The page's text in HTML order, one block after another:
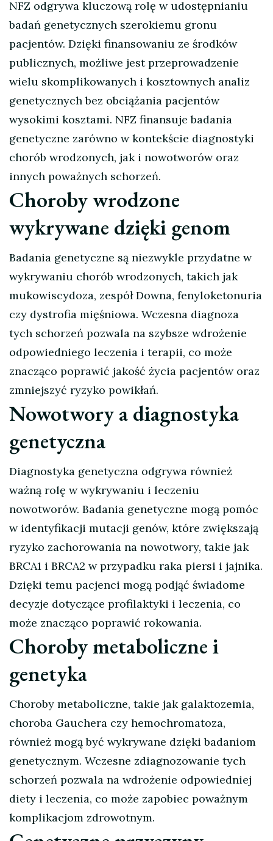
NFZ odgrywa kluczową rolę w udostępnianiu
badań genetycznych szerokiemu gronu
pacjentów. Dzięki finansowaniu ze środków
publicznych, możliwe jest przeprowadzenie
wielu skomplikowanych i kosztownych analiz
genetycznych bez obciążania pacjentów
wysokimi kosztami. NFZ finansuje badania
genetyczne zarówno w kontekście diagnostyki
chorób wrodzonych, jak i nowotworów oraz
innych poważnych schorzeń.
Choroby wrodzone
wykrywane dzięki genom
Badania genetyczne są niezwykle przydatne w
wykrywaniu chorób wrodzonych, takich jak
mukowiscydoza, zespół Downa, fenyloketonuria
czy dystrofia mięśniowa. Wczesna diagnoza
tych schorzeń pozwala na szybsze wdrożenie
odpowiedniego leczenia i terapii, co może
znacząco poprawić jakość życia pacjentów oraz
zmniejszyć ryzyko powikłań.
Nowotwory a diagnostyka
genetyczna
Diagnostyka genetyczna odgrywa również
ważną rolę w wykrywaniu i leczeniu
nowotworów. Badania genetyczne mogą pomóc
w identyfikacji mutacji genów, które zwiększają
ryzyko zachorowania na nowotwory, takie jak
BRCA1 i BRCA2 w przypadku raka piersi i jajnika.
Dzięki temu pacjenci mogą podjąć świadome
decyzje dotyczące profilaktyki i leczenia, co
może znacząco poprawić rokowania.
Choroby metaboliczne i
genetyka
Choroby metaboliczne, takie jak galaktozemia,
choroba Gauchera czy hemochromatoza,
również mogą być wykrywane dzięki badaniom
genetycznym. Wczesne zdiagnozowanie tych
schorzeń pozwala na wdrożenie odpowiedniej
diety i leczenia, co może zapobiec poważnym
komplikacjom zdrowotnym.